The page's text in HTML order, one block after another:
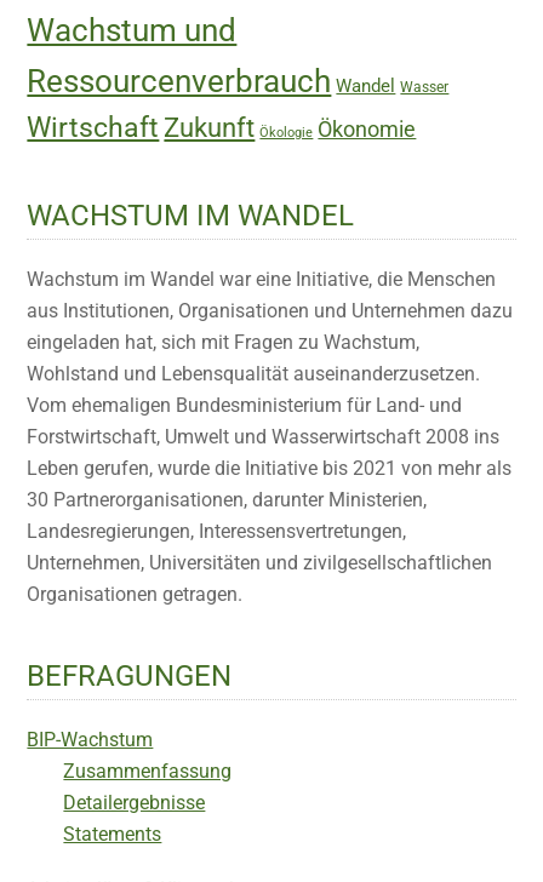
Wachstum und
Ressourcenverbrauch Wandel Wasser
Wirtschaft Zukunft Ökologie Ökonomie
WACHSTUM IM WANDEL
Wachstum im Wandel war eine Initiative, die Menschen
aus Institutionen, Organisationen und Unternehmen dazu
eingeladen hat, sich mit Fragen zu Wachstum,
Wohlstand und Lebensqualität auseinanderzusetzen.
Vom ehemaligen Bundesministerium für Land- und
Forstwirtschaft, Umwelt und Wasserwirtschaft 2008 ins
Leben gerufen, wurde die Initiative bis 2021 von mehr als
30 Partnerorganisationen, darunter Ministerien,
Landesregierungen, Interessensvertretungen,
Unternehmen, Universitäten und zivilgesellschaftlichen
Organisationen getragen.
BEFRAGUNGEN
BIP-Wachstum
Zusammenfassung
Detailergebnisse
Statements